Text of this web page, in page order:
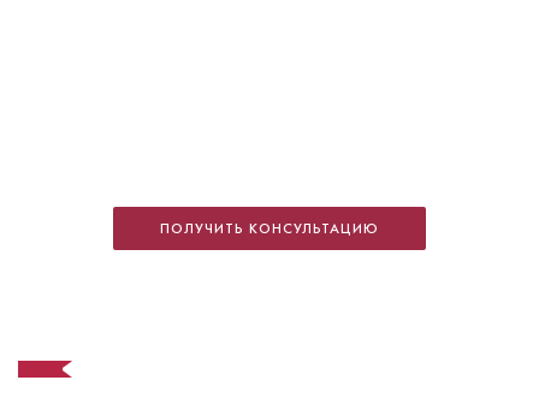
Специальность: терапия
Стаж работы: 9 лет
ПОЛУЧИТЬ КОНСУЛЬТАЦИЮ